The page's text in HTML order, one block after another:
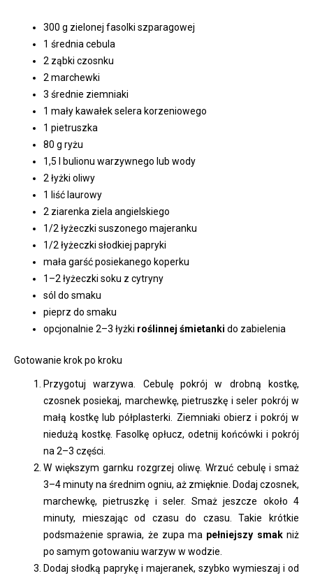
300 g zielonej fasolki szparagowej
1 średnia cebula
2 ząbki czosnku
2 marchewki
3 średnie ziemniaki
1 mały kawałek selera korzeniowego
1 pietruszka
80 g ryżu
1,5 l bulionu warzywnego lub wody
2 łyżki oliwy
1 liść laurowy
2 ziarenka ziela angielskiego
1/2 łyżeczki suszonego majeranku
1/2 łyżeczki słodkiej papryki
mała garść posiekanego koperku
1–2 łyżeczki soku z cytryny
sól do smaku
pieprz do smaku
opcjonalnie 2–3 łyżki roślinnej śmietanki do zabielenia
Gotowanie krok po kroku
Przygotuj warzywa. Cebulę pokrój w drobną kostkę,
czosnek posiekaj, marchewkę, pietruszkę i seler pokrój w
małą kostkę lub półplasterki. Ziemniaki obierz i pokrój w
niedużą kostkę. Fasolkę opłucz, odetnij końcówki i pokrój
na 2–3 części.
W większym garnku rozgrzej oliwę. Wrzuć cebulę i smaż
3–4 minuty na średnim ogniu, aż zmięknie. Dodaj czosnek,
marchewkę, pietruszkę i seler. Smaż jeszcze około 4
minuty, mieszając od czasu do czasu. Takie krótkie
podsmażenie sprawia, że zupa ma pełniejszy smakniż
po samym gotowaniu warzyw w wodzie.
Dodaj słodką paprykę i majeranek, szybko wymieszaj i od